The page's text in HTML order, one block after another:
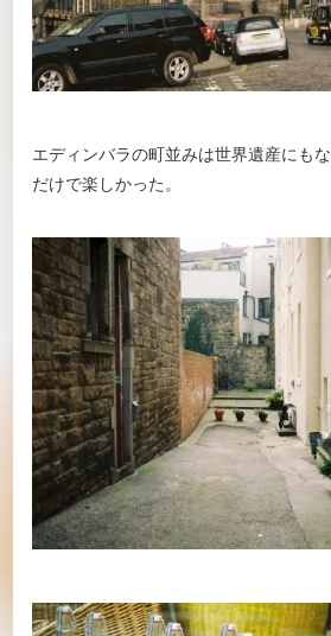
エディンバラの町並みは世界遺産にも
だけで楽しかった。